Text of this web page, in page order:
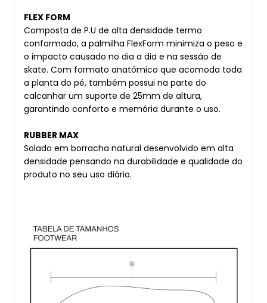
FLEX FORM
Composta de P.U de alta densidade termo
conformado, a palmilha FlexForm minimiza o peso e
o impacto causado no dia a dia e na sessão de
skate. Com formato anatômico que acomoda toda
a planta do pé, também possui na parte do
calcanhar um suporte de 25mm de altura,
garantindo conforto e memória durante o uso.
RUBBER MAX
Solado em borracha natural desenvolvido em alta
densidade pensando na durabilidade e qualidade do
produto no seu uso diário.